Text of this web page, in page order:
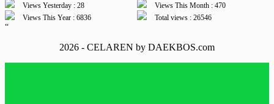
Views Yesterday : 28
Views This Month : 470
Views This Year : 6836
Total views : 26546
“
2026 - CELAREN by DAEKBOS.com